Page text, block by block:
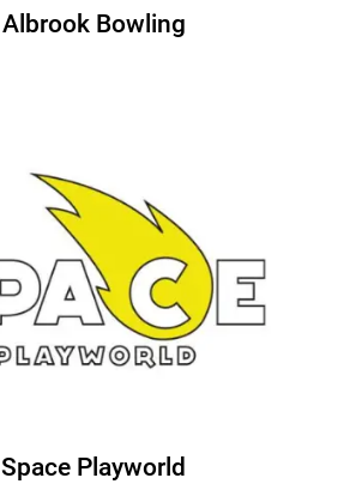
Albrook Bowling
Space Playworld